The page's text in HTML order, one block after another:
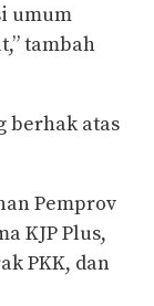
umum
tambah
berhak atas
Pemprov
KJP Plus,
PKK, dan